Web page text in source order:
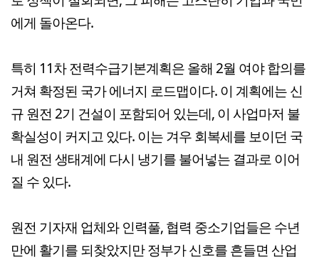
에게 돌아온다.
특히 11차 전력수급기본계획은 올해 2월 여야 합의를
거쳐 확정된 국가 에너지 로드맵이다. 이 계획에는 신
규 원전 2기 건설이 포함되어 있는데, 이 사업마저 불
확실성이 커지고 있다. 이는 겨우 회복세를 보이던 국
내 원전 생태계에 다시 냉기를 불어넣는 결과로 이어
질 수 있다.
원전 기자재 업체와 인력풀, 협력 중소기업들은 수년
만에 활기를 되찾았지만 정부가 신호를 흔들면 산업